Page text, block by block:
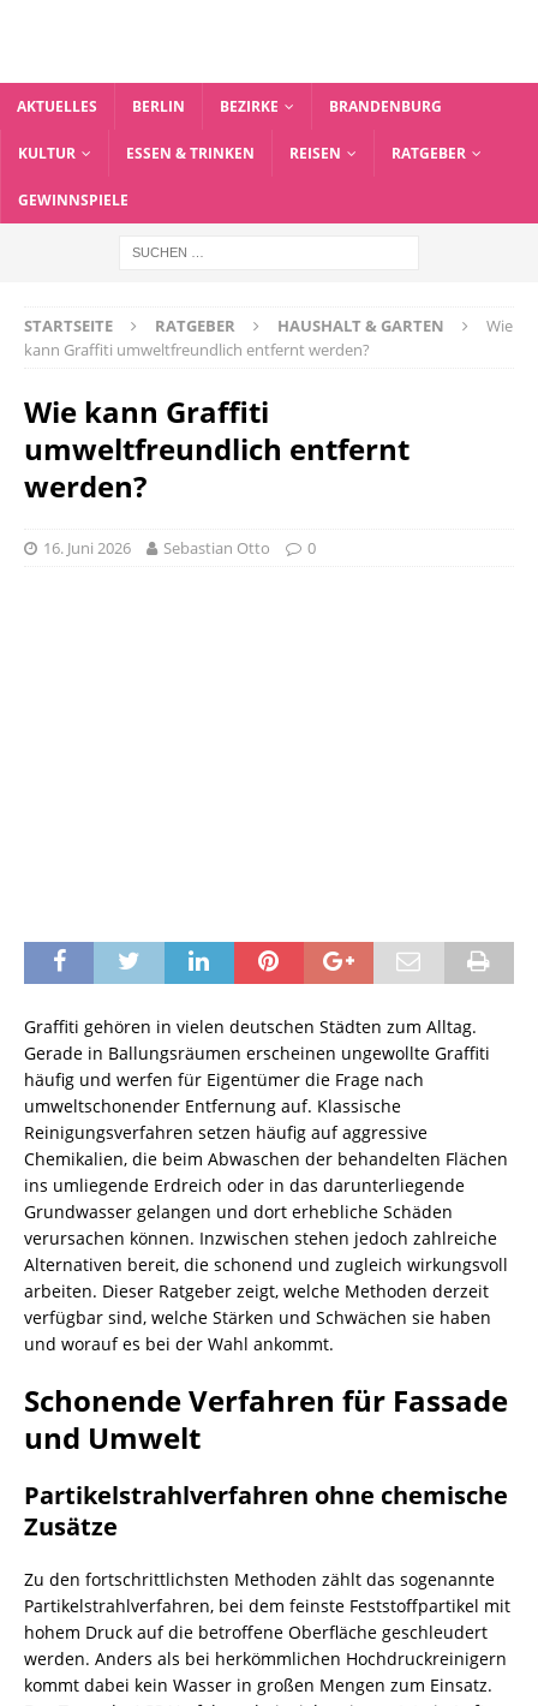
AKTUELLES BERLIN BEZIRKE BRANDENBURG
KULTUR ESSEN & TRINKEN REISEN RATGEBER
GEWINNSPIELE
STARTSEITE RATGEBER HAUSHALT & GARTEN
Wie
kann Graffiti umweltfreundlich entfernt werden?
Wie kann Graffiti
umweltfreundlich entfernt
werden?
16. Juni 2026 Sebastian Otto 0
Graffiti gehören in vielen deutschen Städten zum Alltag.
Gerade in Ballungsräumen erscheinen ungewollte Graffiti
häufig und werfen für Eigentümer die Frage nach
umweltschonender Entfernung auf. Klassische
Reinigungsverfahren setzen häufig auf aggressive
Chemikalien, die beim Abwaschen der behandelten Flächen
ins umliegende Erdreich oder in das darunterliegende
Grundwasser gelangen und dort erhebliche Schäden
verursachen können. Inzwischen stehen jedoch zahlreiche
Alternativen bereit, die schonend und zugleich wirkungsvoll
arbeiten. Dieser Ratgeber zeigt, welche Methoden derzeit
verfügbar sind, welche Stärken und Schwächen sie haben
und worauf es bei der Wahl ankommt.
Schonende Verfahren für Fassade
und Umwelt
Partikelstrahlverfahren ohne chemische
Zusätze
Zu den fortschrittlichsten Methoden zählt das sogenannte
Partikelstrahlverfahren, bei dem feinste Feststoffpartikel mit
hohem Druck auf die betroffene Oberfläche geschleudert
werden. Anders als bei herkömmlichen Hochdruckreinigern
kommt dabei kein Wasser in großen Mengen zum Einsatz.